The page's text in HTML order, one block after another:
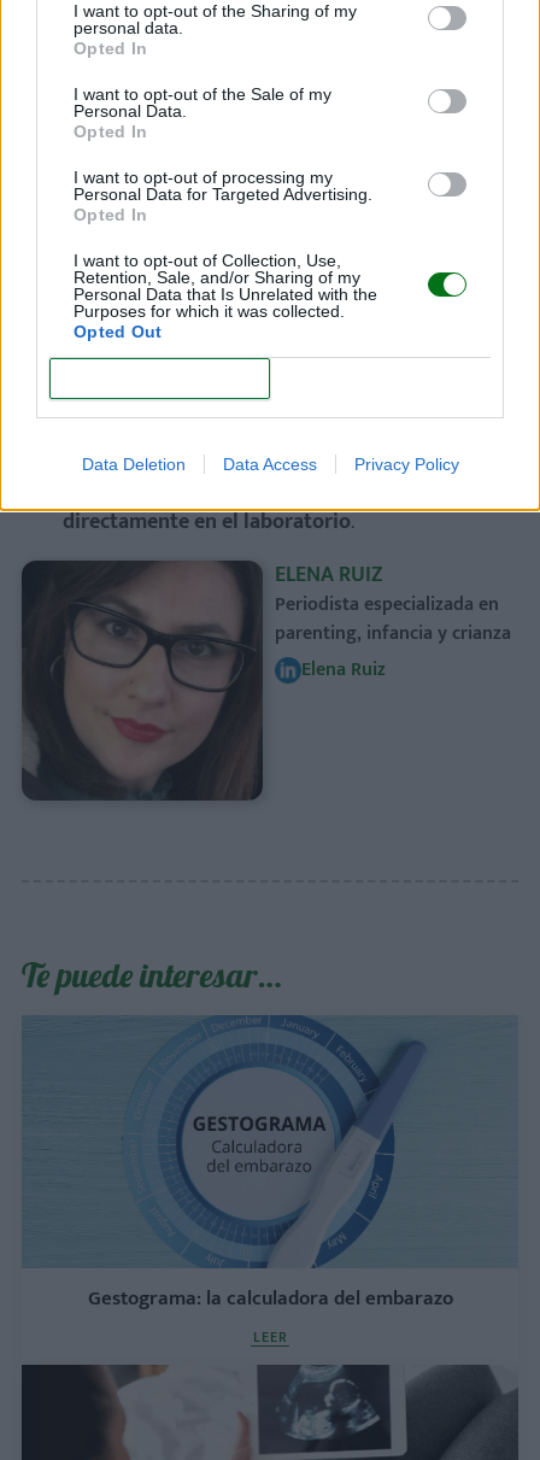
I want to opt-out of the Sharing of my
personal data.
Opted In
I want to opt-out of the Sale of my
Personal Data.
Opted In
I want to opt-out of processing my
Personal Data for Targeted Advertising.
Opted In
I want to opt-out of Collection, Use,
Retention, Sale, and/or Sharing of my
Personal Data that Is Unrelated with the
Purposes for which it was collected.
Opted Out
Data Deletion Data Access Privacy Policy
La orina debe recogerse a
Hay que usarun bote estéril
, que se puede
comprar en cualquier farmacia.
El primer chorro debe descartarse
, porque se
trata de orina que se ha estacionado en la uretra,
el último tramo de las vías urinarias, que está en
contacto con el ambiente exterior.
Una vez recogida,
antes de que pase una hora. En caso contrario,
se recomienda conservarla en el refrigerador,
porque el contacto con el aire podría alterarla.
Si el trayecto para llegar al laboratorio de análisis
directamente en el laboratorio.
ELENA RUIZ
Periodista especializada en
parenting, infancia y crianza
Elena Ruiz
Te puede interesar…
Gestograma: la calculadora del embarazo
LEER